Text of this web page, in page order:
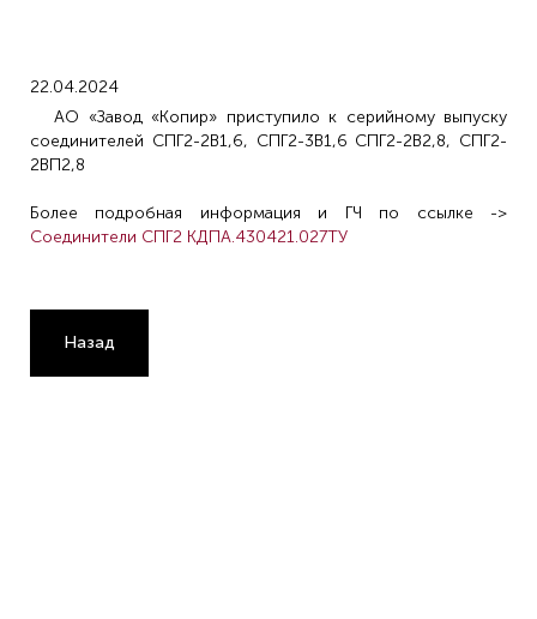
22.04.2024
АО «Завод «Копир» приступило к серийному выпуску
соединителей СПГ2-2В1,6, СПГ2-3В1,6 СПГ2-2В2,8, СПГ2-
2ВП2,8
Более подробная информация и ГЧ по ссылке ->
Соединители СПГ2 КДПА.430421.027ТУ
Назад